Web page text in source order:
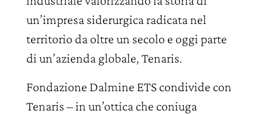
un’impresa siderurgica radicata nel
territorio da oltre un secolo e oggi parte
di un’azienda globale, Tenaris.
Fondazione Dalmine ETS condivide con
Tenaris – in un’ottica che coniuga